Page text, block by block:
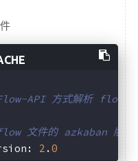
API 方式解析 flow
文件的 azkaban 版
2 .0